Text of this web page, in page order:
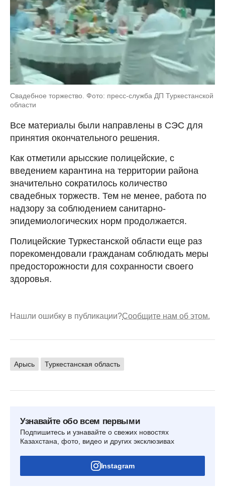
Свадебное торжество. Фото: пресс-служба ДП Туркестанской
области
Все материалы были направлены в СЭС для
принятия окончательного решения.
Как отметили арысские полицейские, с
введением карантина на территории района
значительно сократилось количество
свадебных торжеств. Тем не менее, работа по
надзору за соблюдением санитарно-
эпидемиологических норм продолжается.
Полицейские Туркестанской области еще раз
порекомендовали гражданам соблюдать меры
предосторожности для сохранности своего
здоровья.
Нашли ошибку в публикации?Сообщите нам об этом.
Арысь Туркестанская область
Узнавайте обо всем первыми
Подпишитесь и узнавайте о свежих новостях
Казахстана, фото, видео и других эксклюзивах
Instagram